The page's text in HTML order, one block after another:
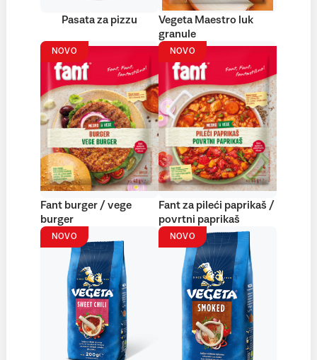
Pasata za pizzu
Vegeta Maestro luk
granule
NOVO
Fant burger / vege
burger
NOVO
Fant za pileći paprikaš /
povrtni paprikaš
NOVO NOVO